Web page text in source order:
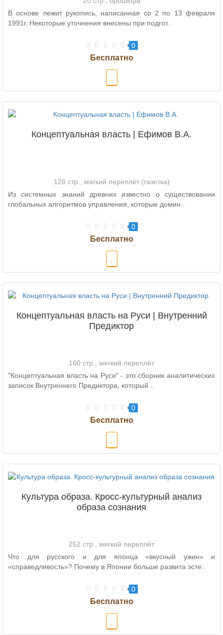
В основе лежит рукопись, написанная со 2 по 13 февраля
1991г. Некоторые уточнения внесены при подгот..
0
Концептуальная власть | Ефимов В.А.
128 стр., мягкий переплёт (газетка)
Из системных знаний древних известно о существовании
глобальных алгоритмов управления, которые домин..
0
Концептуальная власть на Руси | Внутренний
Предиктор
160 стр., мягкий переплёт
"Концептуальная власть на Руси" - это сборник аналитических
записок Внутреннего Предиктора, который ..
0
Культура образа. Кросс-культурный анализ
образа сознания
252 стр., мягкий переплёт
Что для русского и для японца «вкусный ужин» и
«справедливость»? Почему в Японии больше развита эсте..
0